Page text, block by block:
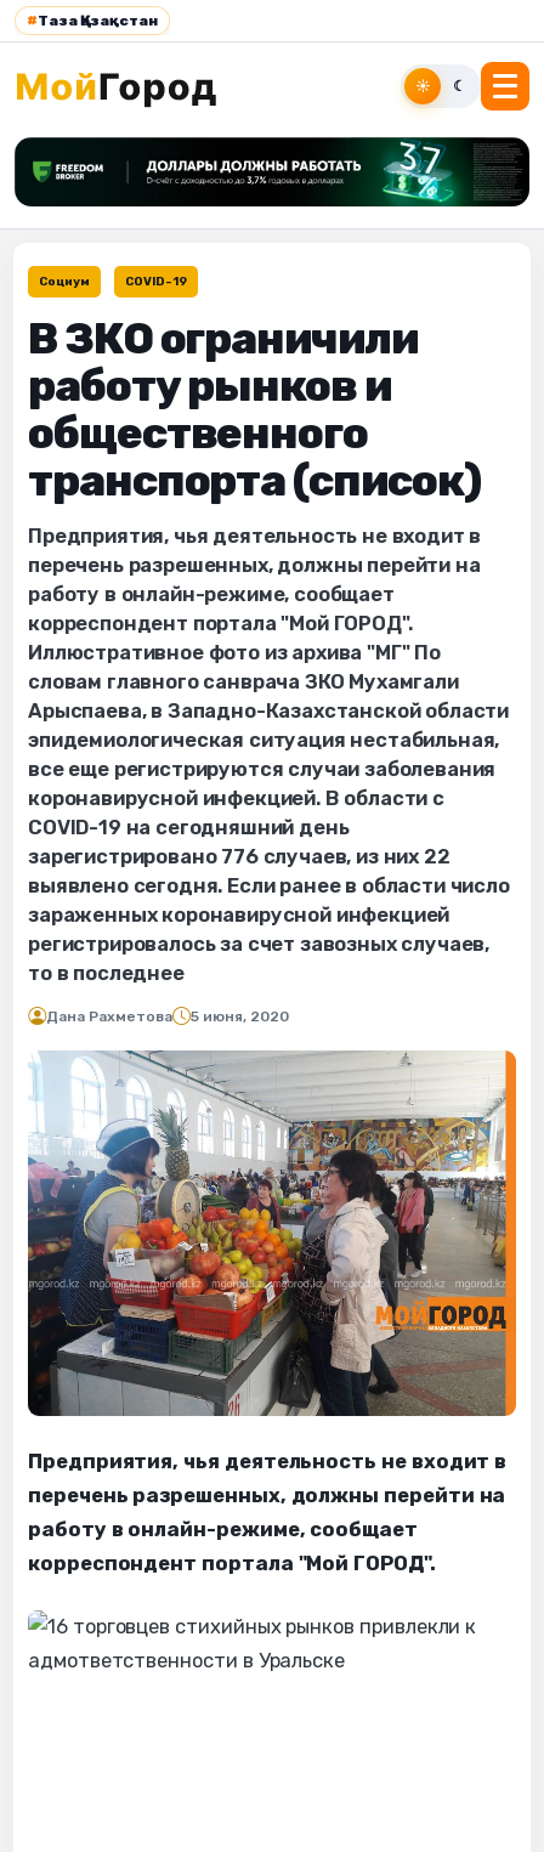
#Таза Қазақстан
☀ ☾
Социум COVID-19
В ЗКО ограничили
работу рынков и
общественного
транспорта (список)
Предприятия, чья деятельность не входит в
перечень разрешенных, должны перейти на
работу в онлайн-режиме, сообщает
корреспондент портала "Мой ГОРОД".
Иллюстративное фото из архива "МГ" По
словам главного санврача ЗКО Мухамгали
Арыспаева, в Западно-Казахстанской области
эпидемиологическая ситуация нестабильная,
все еще регистрируются случаи заболевания
коронавирусной инфекцией. В области с
COVID-19 на сегодняшний день
зарегистрировано 776 случаев, из них 22
выявлено сегодня. Если ранее в области число
зараженных коронавирусной инфекцией
регистрировалось за счет завозных случаев,
то в последнее
Дана Рахметова 5 июня, 2020
Предприятия, чья деятельность не входит в
перечень разрешенных, должны перейти на
работу в онлайн-режиме, сообщает
корреспондент портала "Мой ГОРОД".